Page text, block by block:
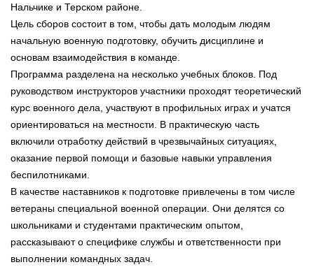
Нальчике и Терском районе.
Цель сборов состоит в том, чтобы дать молодым людям
начальную военную подготовку, обучить дисциплине и
основам взаимодействия в команде.
Программа разделена на несколько учебных блоков. Под
руководством инструкторов участники проходят теоретический
курс военного дела, участвуют в профильных играх и учатся
ориентироваться на местности. В практическую часть
включили отработку действий в чрезвычайных ситуациях,
оказание первой помощи и базовые навыки управления
беспилотниками.
В качестве наставников к подготовке привлечены в том числе
ветераны специальной военной операции. Они делятся со
школьниками и студентами практическим опытом,
рассказывают о специфике службы и ответственности при
выполнении командных задач.